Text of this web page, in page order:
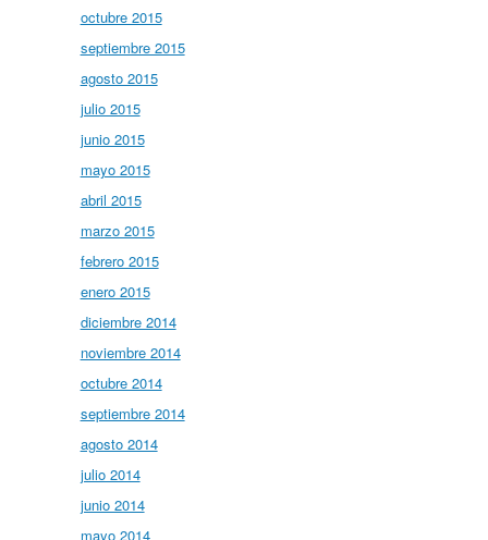
octubre 2015
septiembre 2015
agosto 2015
julio 2015
junio 2015
mayo 2015
abril 2015
marzo 2015
febrero 2015
enero 2015
diciembre 2014
noviembre 2014
octubre 2014
septiembre 2014
agosto 2014
julio 2014
junio 2014
mayo 2014